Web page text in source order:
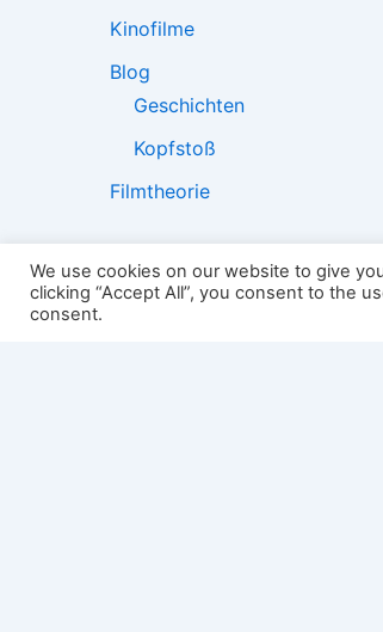
Kinofilme
Blog
Geschichten
Kopfstoß
Filmtheorie
2501:
We use cookies on our website to give
clicking “Accept All”, you consent to the
consent.